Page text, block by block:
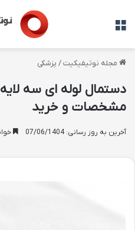
مجله نوتیفیکیت/ پزشکی
دستمال لوله ای سه
مشخصات و خرید
آخرین به روز رسانی: 07/06/1404